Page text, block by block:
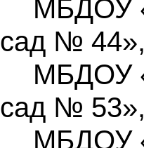
МБДОУ
сад № 44»,
МБДОУ
сад № 53»,
МБДОУ